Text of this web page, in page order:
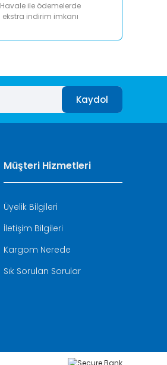
Havale ile ödemelerde
ekstra indirim imkanı
Kaydol
Müşteri Hizmetleri
Üyelik Bilgileri
İletişim Bilgileri
Kargom Nerede
Sık Sorulan Sorular